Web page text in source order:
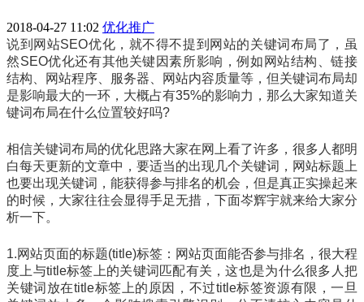
2018-04-27 11:02 优化推广
说到网站SEO优化，就不得不提到网站的关键词布局了，虽
然SEO优化还有其他关键因素所影响，例如网站结构、链接
结构、网站程序、服务器、网站内容质量等，但关键词布局却
是影响最大的一环，大概占有35%的影响力，那么大家知道关
键词布局在什么位置较好吗?
相信关键词布局的优化思路大家在网上看了许多，很多人都明
白每天更新的文章中，要适当的出现几个关键词，网站标题上
也要出现关键词，能获得参与排名的机会，但是真正实操起来
的时候，大家往往会显得手足无措，下面岑辉宇就来给大家分
析一下。
1.网站页面的标题(title)标签：网站页面能否参与排名，很大程
度上与title标签上的关键词匹配有关，这也是为什么很多人把
关键词放在title标签上的原因，不过title标签资源有限，一旦